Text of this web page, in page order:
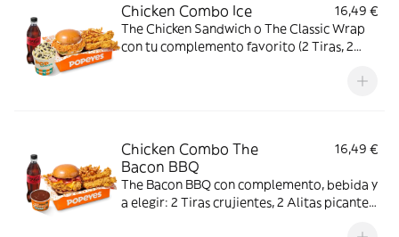
Chicken Combo Ice
16,49 €
The Chicken Sandwich o The Classic Wrap
con tu complemento favorito (2 Tiras, 2
cajún, bebida y Pop Cream de Oreo o Kit
Chicken Combo The
Bacon BBQ
16,49 €
The Bacon BBQ con complemento, bebida y
a elegir: 2 Tiras crujientes, 2 Alitas picantes